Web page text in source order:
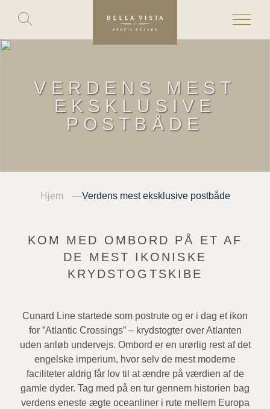
Skip
content
search
VERDENS MEST
EKSKLUSIVE
POSTBÅDE
Hjem Verdens mest eksklusive postbåde
KOM MED OMBORD PÅ ET AF
DE MEST IKONISKE
KRYDSTOGTSKIBE
Cunard Line startede som postrute og er i dag et ikon
for ”Atlantic Crossings” – krydstogter over Atlanten
uden anløb undervejs. Ombord er en urørlig rest af det
engelske imperium, hvor selv de mest moderne
faciliteter aldrig får lov til at ændre på værdien af de
gamle dyder. Tag med på en tur gennem historien bag
verdens eneste ægte oceanliner i rute mellem Europa